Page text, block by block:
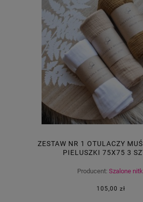
ZESTAW NR 1 OTULACZY
PIELUSZKI 75X75 3
Producent: Szalone
105,00 zł